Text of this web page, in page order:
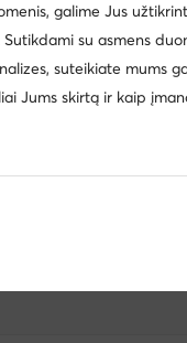
galime Jus
su asmens
suteikiate mums
Jums skirtą ir kaip